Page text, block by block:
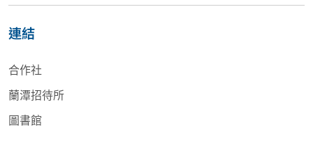
連結
合作社
蘭潭招待所
圖書館